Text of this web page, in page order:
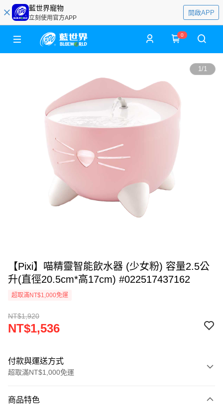
藍世界寵物
立刻使用官方APP
開啟APP
0
1/1
【Pixi】喵精靈智能飲水器 (少女粉) 容量2.5公
升(直徑20.5cm*高17cm) #022517437162
超取滿NT$1,000免運
NT$1,920
NT$1,536
付款與運送方式
超取滿NT$1,000免運
信用卡一次付款
商品特色